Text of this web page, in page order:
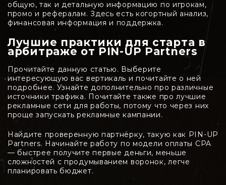
общую, так и детальную информацию по игрокам,
промо и рефералам. Здесь есть когортный анализ,
финансовая информация и поддержка.
Лучшие практики для старта в
арбитраже от PIN-UP Partners
Прочитайте данную статью. Выберите
интересующую вас вертикаль и почитайте о ней
подробнее. Узнайте дополнительно про различные
источники трафика. Почитайте также про лучшие
рекламные сети для работы, потому что через них
проще запускать рекламные кампании.
Найдите проверенную партнёрку, такую как PIN-UP
Partners. Начинайте работу по модели оплаты CPA
— быстрее получите первые деньги, меньше
сложностей с продумыванием воронок, легче
планировать бюджет.